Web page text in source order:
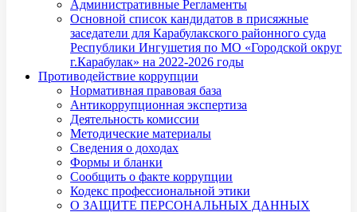
Административные Регламенты
Основной список кандидатов в присяжные
заседатели для Карабулакского районного суда
Республики Ингушетия по МО «Городской округ
г.Карабулак» на 2022-2026 годы
Противодействие коррупции
Нормативная правовая база
Антикоррупционная экспертиза
Деятельность комиссии
Методические материалы
Сведения о доходах
Формы и бланки
Сообщить о факте коррупции
Кодекс профессиональной этики
О ЗАЩИТЕ ПЕРСОНАЛЬНЫХ ДАННЫХ